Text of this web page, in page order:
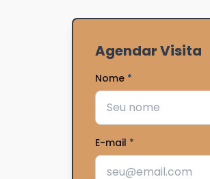
Agendar Visita
Nome *
E-mail *